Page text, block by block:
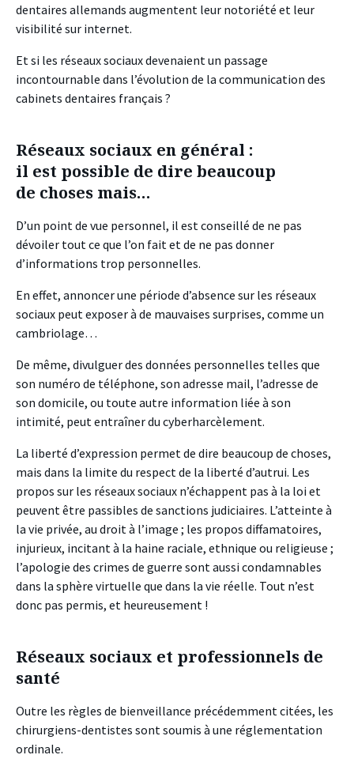
dentaires allemands augmentent leur notoriété et leur
visibilité sur internet.
Et si les réseaux sociaux devenaient un passage
incontournable dans l’évolution de la communication des
cabinets dentaires français ?
Réseaux sociaux en général :
il est possible de dire beaucoup
de choses mais…
D’un point de vue personnel, il est conseillé de ne pas
dévoiler tout ce que l’on fait et de ne pas donner
d’informations trop personnelles.
En effet, annoncer une période d’absence sur les réseaux
sociaux peut exposer à de mauvaises surprises, comme un
cambriolage…
De même, divulguer des données personnelles telles que
son numéro de téléphone, son adresse mail, l’adresse de
son domicile, ou toute autre information liée à son
intimité, peut entraîner du cyberharcèlement.
La liberté d’expression permet de dire beaucoup de choses,
mais dans la limite du respect de la liberté d’autrui. Les
propos sur les réseaux sociaux n’échappent pas à la loi et
peuvent être passibles de sanctions judiciaires. L’atteinte à
la vie privée, au droit à l’image ; les propos diffamatoires,
injurieux, incitant à la haine raciale, ethnique ou religieuse ;
l’apologie des crimes de guerre sont aussi condamnables
dans la sphère virtuelle que dans la vie réelle. Tout n’est
donc pas permis, et heureusement !
Réseaux sociaux et professionnels de
santé
Outre les règles de bienveillance précédemment citées, les
chirurgiens-dentistes sont soumis à une réglementation
ordinale.